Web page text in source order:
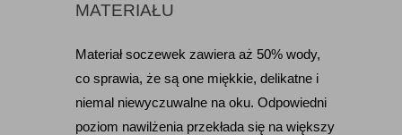
MATERIAŁU
Materiał soczewek zawiera aż 50% wody,
co sprawia, że są one miękkie, delikatne i
niemal niewyczuwalne na oku. Odpowiedni
poziom nawilżenia przekłada się na większy